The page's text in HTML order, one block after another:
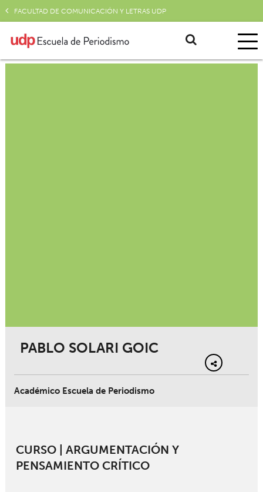
FACULTAD DE COMUNICACIÓN Y LETRAS UDP
PABLO SOLARI GOIC
Académico Escuela de Periodismo
CURSO | ARGUMENTACIÓN Y
PENSAMIENTO CRÍTICO